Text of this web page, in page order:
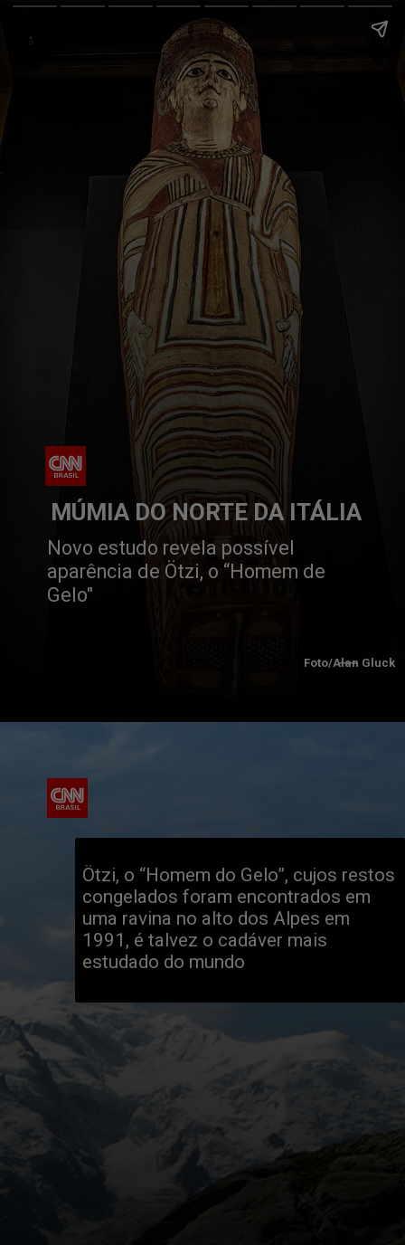
MÚMIA DO NORTE DA ITÁLIA
Novo estudo revela possível
aparência de Ötzi, o “Homem de
Gelo"
Foto/Alan Gluck
Ötzi, o “Homem do Gelo”, cujos restos
congelados foram encontrados em
uma ravina no alto dos Alpes em
1991, é talvez o cadáver mais
estudado do mundo